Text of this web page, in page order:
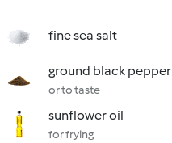
fine sea salt
ground black pepper
or to taste
sunflower oil
for frying